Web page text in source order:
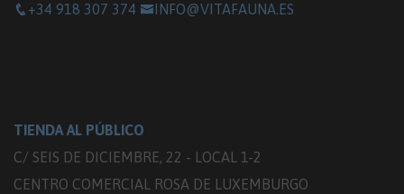
+34 918 307 374
INFO@VITAFAUNA.ES
TIENDA AL PÚBLICO
C/ SEIS DE DICIEMBRE, 22 - LOCAL 1-2
CENTRO COMERCIAL ROSA DE LUXEMBURGO